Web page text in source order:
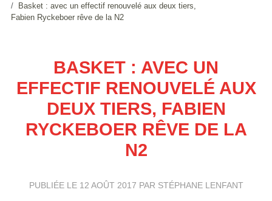
Basket : avec un effectif renouvelé aux deux tiers,
Fabien Ryckeboer rêve de la N2
BASKET : AVEC UN
EFFECTIF RENOUVELÉ AUX
DEUX TIERS, FABIEN
RYCKEBOER RÊVE DE LA
N2
PUBLIÉE LE 12 AOÛT 2017 PAR STÉPHANE LENFANT